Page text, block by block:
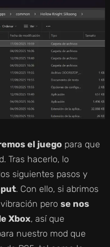
el juego para que
Tras hacerlo, lo
siguientes pasos y
. Con ello, si abrimos
pero se nos
Xbox, así que
nuestro mod que